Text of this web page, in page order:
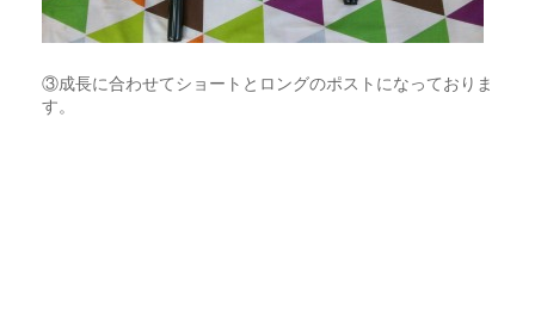
③成長に合わせてショートとロングのポストになっておりま
す。